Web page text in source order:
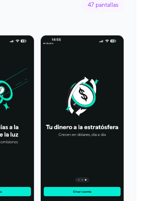
47 pantallas